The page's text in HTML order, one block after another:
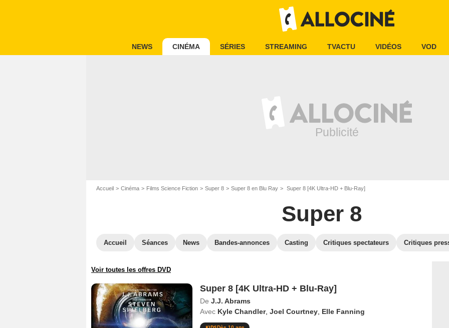
NEWS CINÉMA SÉRIES STREAMING TVACTU VIDÉOS VOD
Accueil Cinéma Films Science Fiction Super 8 Super 8 en Blu Ray Super 8 [4K Ultra-HD + Blu-Ray]
Super 8
Accueil Séances News Bandes-annonces Casting Critiques spectateurs Critiques
Voir toutes les offres DVD
Super 8 [4K Ultra-HD + Blu-Ray]
De J.J. Abrams
Avec Kyle Chandler, Joel Courtney, Elle Fanning